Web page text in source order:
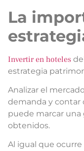
La
Invertir en hoteles
estrategia
Analizar el
demanda y contar
puede marcar una
obtenidos.
Al igual que